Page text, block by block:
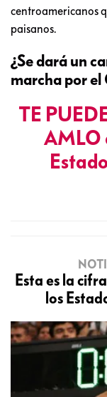
centroamericanos
paisanos.
¿Se dará un
marcha por el
TE
AMLO
Esta es la
los